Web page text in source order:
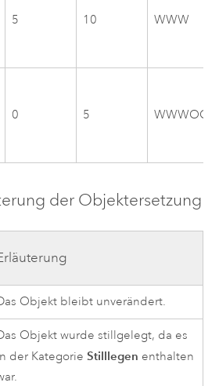
5 10 WWW
0 5 WWWOO
der Objektersetzung
Objekt bleibt unverändert.
Objekt wurde stillgelegt, da es
der KategorieStilllegen enthalten